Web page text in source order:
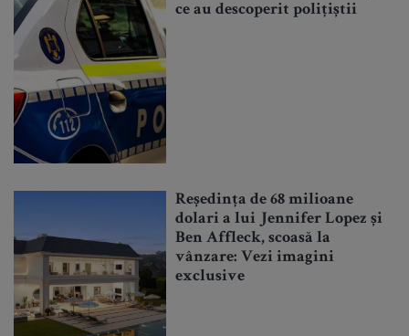
ce au descoperit polițiștii
Reședința de 68 milioane
dolari a lui Jennifer Lopez și
Ben Affleck, scoasă la
vânzare: Vezi imagini
exclusive